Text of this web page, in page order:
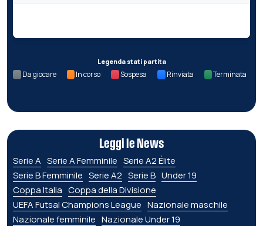
Legenda stati partita
Da giocare In corso Sospesa Rinviata Terminata
Leggi le News
Serie A Serie A Femminile Serie A2 Élite
Serie B Femminile Serie A2 Serie B Under 19
Coppa Italia Coppa della Divisione
UEFA Futsal Champions League Nazionale maschile
Nazionale femminile Nazionale Under 19